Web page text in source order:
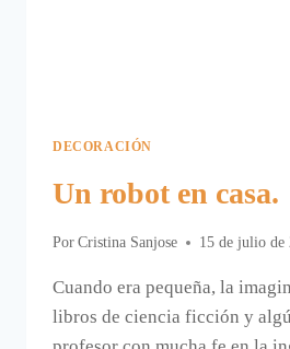
DECORACIÓN
Un robot en casa.
Por Cristina Sanjose 15 de julio de
Cuando era pequeña, la
libros de ciencia ficción y